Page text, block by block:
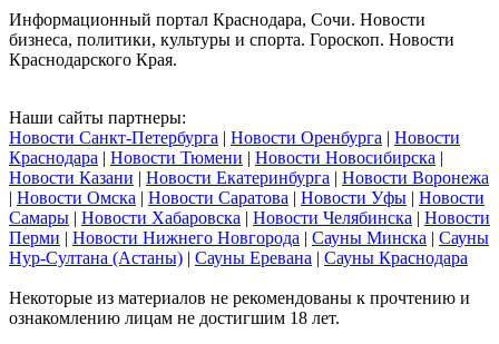
Информационный портал Краснодара, Сочи. Новости
бизнеса, политики, культуры и спорта. Гороскоп. Новости
Краснодарского Края.
Наши сайты партнеры:
Новости Санкт-Петербурга | Новости Оренбурга | Новости
Краснодара | Новости Тюмени | Новости Новосибирска |
Новости Казани | Новости Екатеринбурга | Новости Воронежа
| Новости Омска | Новости Саратова | Новости Уфы | Новости
Самары | Новости Хабаровска | Новости Челябинска | Новости
Перми | Новости Нижнего Новгорода | Сауны Минска | Сауны
Нур-Султана (Астаны) | Сауны Еревана | Сауны Краснодара
Некоторые из материалов не рекомендованы к прочтению и
ознакомлению лицам не достигшим 18 лет.